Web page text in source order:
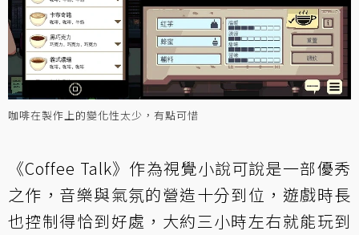
咖啡在製作上的變化性太少，有點可惜
《Coffee Talk》作為視覺小說可說是一部優秀
之作，音樂與氣氛的營造十分到位，遊戲時長
也控制得恰到好處，大約三小時左右就能玩到